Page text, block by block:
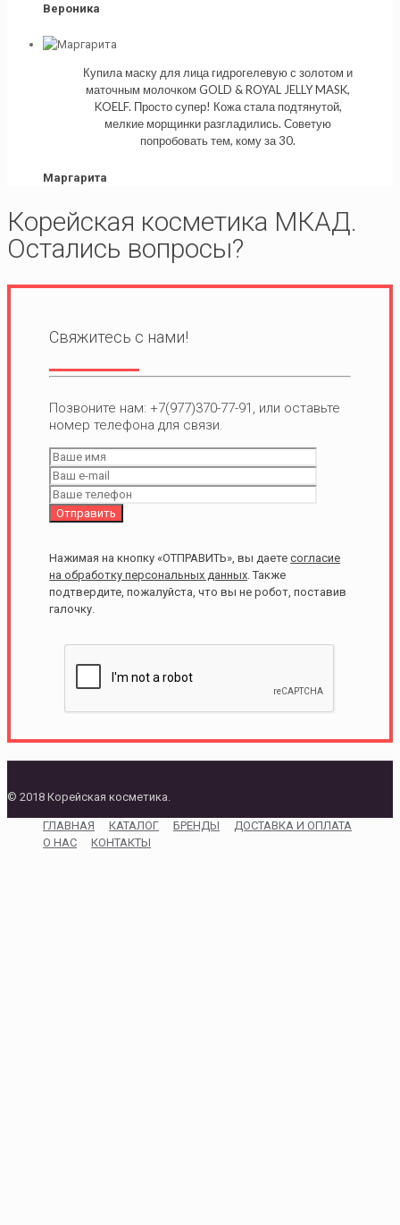
Вероника
Купила маску для лица гидрогелевую с золотом и
маточным молочком GOLD & ROYAL JELLY MASK,
KOELF. Просто супер! Кожа стала подтянутой,
мелкие морщинки разгладились. Советую
попробовать тем, кому за 30.
Маргарита
Корейская косметика МКАД.
Остались вопросы?
Свяжитесь с нами!
Позвоните нам: +7(977)370-77-91, или оставьте
номер телефона для связи.
Нажимая на кнопку «ОТПРАВИТЬ», вы даетесогласие
на обработку персональных данных . Также
подтвердите, пожалуйста, что вы не робот, поставив
галочку.
© 2018 Корейская косметика.
ГЛАВНАЯ КАТАЛОГ БРЕНДЫ
ДОСТАВКА И ОПЛАТА
О НАС
КОНТАКТЫ